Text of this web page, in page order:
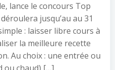
lance le concours Top
jusqu’au au 31
: laisser libre cours à
la meilleure recette
Au choix : une entrée ou